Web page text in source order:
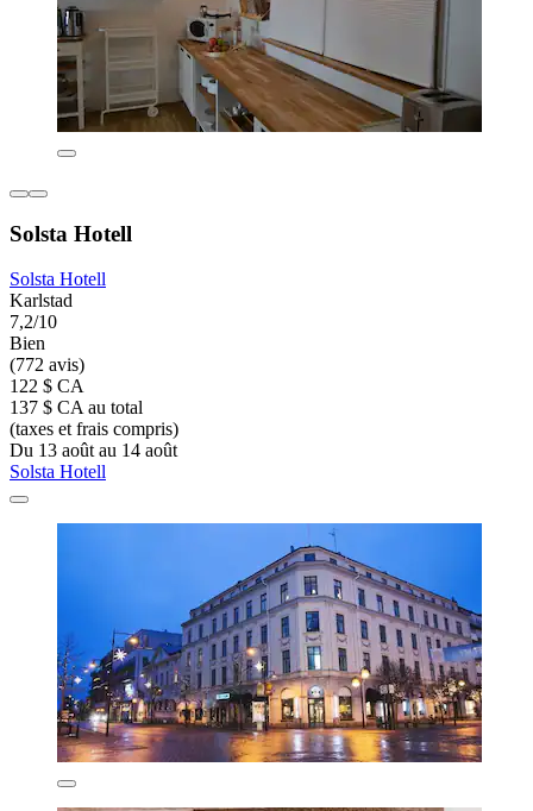
Solsta Hotell
Solsta Hotell
Karlstad
7,2/10
Bien
(772 avis)
122 $ CA
137 $ CA au total
(taxes et frais compris)
Du 13 août au 14 août
Solsta Hotell